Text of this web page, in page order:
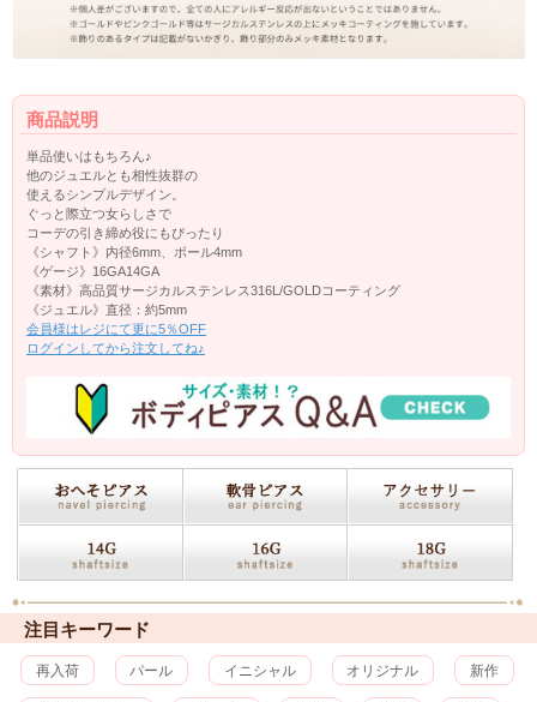
商品説明
単品使いはもちろん♪
他のジュエルとも相性抜群の
使えるシンプルデザイン。
ぐっと際立つ女らしさで
コーデの引き締め役にもぴったり
《シャフト》内径6mm、ボール4mm
《ゲージ》16GA14GA
《素材》高品質サージカルステンレス316L/GOLDコーティング
《ジュエル》直径：約5mm
会員様はレジにて更に5％OFF
ログインしてから注文してね♪
注目キーワード
再入荷 パール イニシャル オリジナル 新作